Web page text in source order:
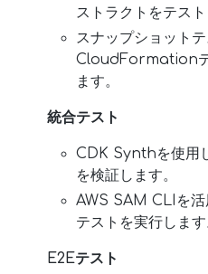
ストラクトをテスト
スナップショット
CloudFormationテ
ます。
統合テスト
CDK Synthを使用
を検証します。
AWS SAM CLIを
テストを実行します
E2Eテスト